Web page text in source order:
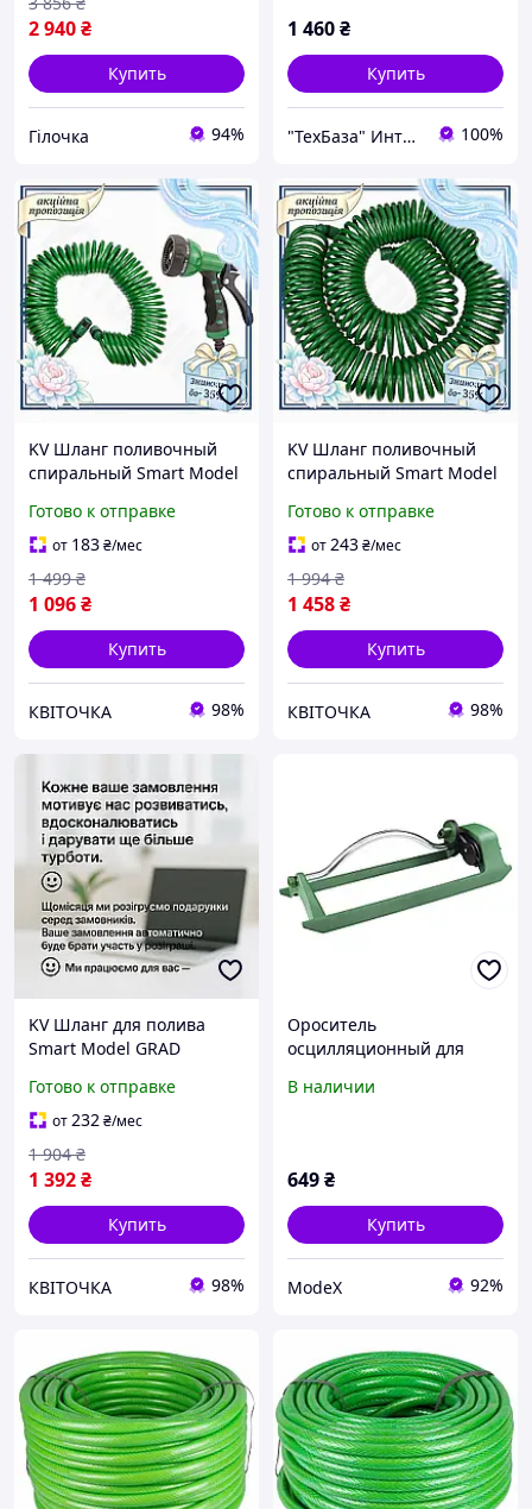
2 940₴
Купить
Гілочка 94%
1 460₴
Купить
"ТехБаза" Интернет-магазин 100%
KV Шланг поливочный
спиральный Smart Model
распылитель 7 режимов
для сада и огорода 99/KVI
Готово к отправке
от 183₴/мес
1 096₴
1 499 ₴
Купить
КВІТОЧКА 98%
KV Шланг поливочный
спиральный Smart Model
распылитель 7 режимов
для сада и огорода 99/KVI
Готово к отправке
от243₴/мес
1 458₴
1 994 ₴
Купить
КВІТОЧКА 98%
KV Шланг для полива
Smart Model GRAD
дюйма 50м для сада и
огорода поливочный ш
99/KVI
Готово к отправке
от232₴/мес
1 392₴
1 904 ₴
Купить
КВІТОЧКА 98%
Ороситель
осцилляционный для
газона (18 отверстий, Н-
В наличии
649₴
Купить
ModeX 92%